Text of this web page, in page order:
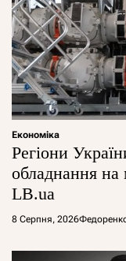
Економіка
Регіони
обладнання
LB.ua
8 Серпня, 2026